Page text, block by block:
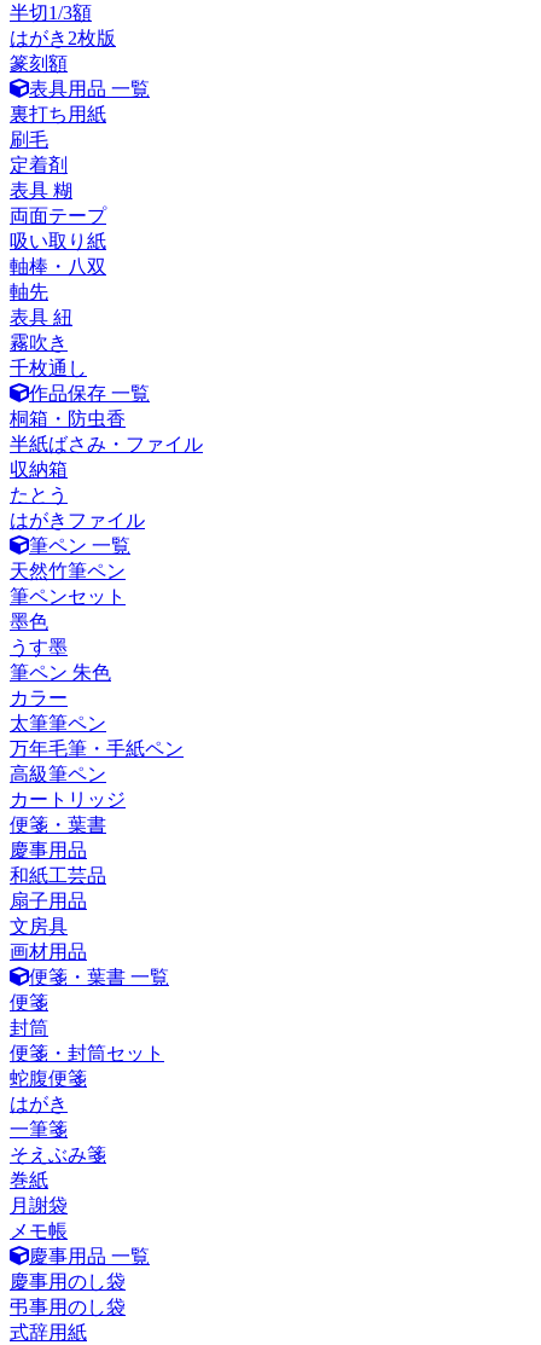
半切1/3額
はがき2枚版
篆刻額
表具用品 一覧
裏打ち用紙
刷毛
定着剤
表具 糊
両面テープ
吸い取り紙
軸棒・八双
軸先
表具 紐
霧吹き
千枚通し
作品保存 一覧
桐箱・防虫香
半紙ばさみ・ファイル
収納箱
たとう
はがきファイル
筆ペン 一覧
天然竹筆ペン
筆ペンセット
墨色
うす墨
筆ペン 朱色
カラー
太筆筆ペン
万年毛筆・手紙ペン
高級筆ペン
カートリッジ
便箋・葉書
慶事用品
和紙工芸品
扇子用品
文房具
画材用品
便箋・葉書 一覧
便箋
封筒
便箋・封筒セット
蛇腹便箋
はがき
一筆箋
そえぶみ箋
巻紙
月謝袋
メモ帳
慶事用品 一覧
慶事用のし袋
弔事用のし袋
式辞用紙